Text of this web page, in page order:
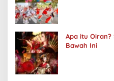
Apa itu Oiran?
Bawah Ini